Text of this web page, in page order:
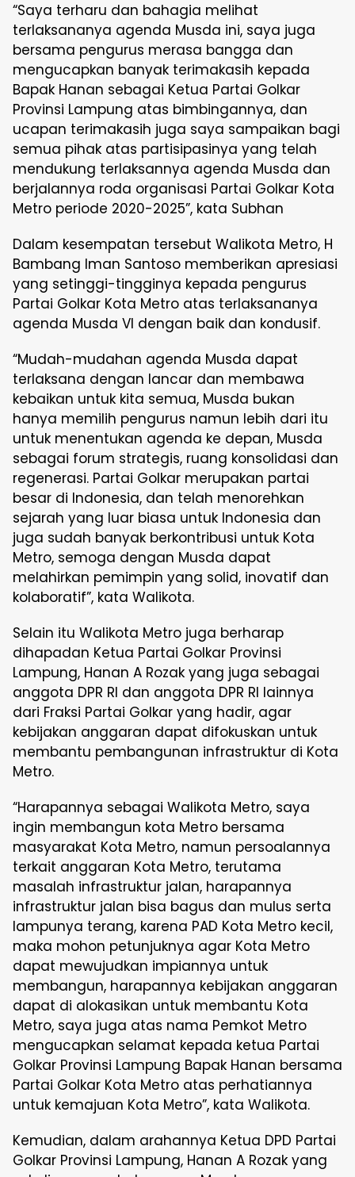
“Saya terharu dan bahagia melihat
terlaksananya agenda Musda ini, saya juga
bersama pengurus merasa bangga dan
mengucapkan banyak terimakasih kepada
Bapak Hanan sebagai Ketua Partai Golkar
Provinsi Lampung atas bimbingannya, dan
ucapan terimakasih juga saya sampaikan bagi
semua pihak atas partisipasinya yang telah
mendukung terlaksannya agenda Musda dan
berjalannya roda organisasi Partai Golkar Kota
Metro periode 2020-2025”, kata Subhan
Dalam kesempatan tersebut Walikota Metro, H
Bambang Iman Santoso memberikan apresiasi
yang setinggi-tingginya kepada pengurus
Partai Golkar Kota Metro atas terlaksananya
agenda Musda VI dengan baik dan kondusif.
“Mudah-mudahan agenda Musda dapat
terlaksana dengan lancar dan membawa
kebaikan untuk kita semua, Musda bukan
hanya memilih pengurus namun lebih dari itu
untuk menentukan agenda ke depan, Musda
sebagai forum strategis, ruang konsolidasi dan
regenerasi. Partai Golkar merupakan partai
besar di Indonesia, dan telah menorehkan
sejarah yang luar biasa untuk Indonesia dan
juga sudah banyak berkontribusi untuk Kota
Metro, semoga dengan Musda dapat
melahirkan pemimpin yang solid, inovatif dan
kolaboratif”, kata Walikota.
Selain itu Walikota Metro juga berharap
dihapadan Ketua Partai Golkar Provinsi
Lampung, Hanan A Rozak yang juga sebagai
anggota DPR RI dan anggota DPR RI lainnya
dari Fraksi Partai Golkar yang hadir, agar
kebijakan anggaran dapat difokuskan untuk
membantu pembangunan infrastruktur di Kota
Metro.
“Harapannya sebagai Walikota Metro, saya
ingin membangun kota Metro bersama
masyarakat Kota Metro, namun persoalannya
terkait anggaran Kota Metro, terutama
masalah infrastruktur jalan, harapannya
infrastruktur jalan bisa bagus dan mulus serta
lampunya terang, karena PAD Kota Metro kecil,
maka mohon petunjuknya agar Kota Metro
dapat mewujudkan impiannya untuk
membangun, harapannya kebijakan anggaran
dapat di alokasikan untuk membantu Kota
Metro, saya juga atas nama Pemkot Metro
mengucapkan selamat kepada ketua Partai
Golkar Provinsi Lampung Bapak Hanan bersama
Partai Golkar Kota Metro atas perhatiannya
untuk kemajuan Kota Metro”, kata Walikota.
Kemudian, dalam arahannya Ketua DPD Partai
Golkar Provinsi Lampung, Hanan A Rozak yang